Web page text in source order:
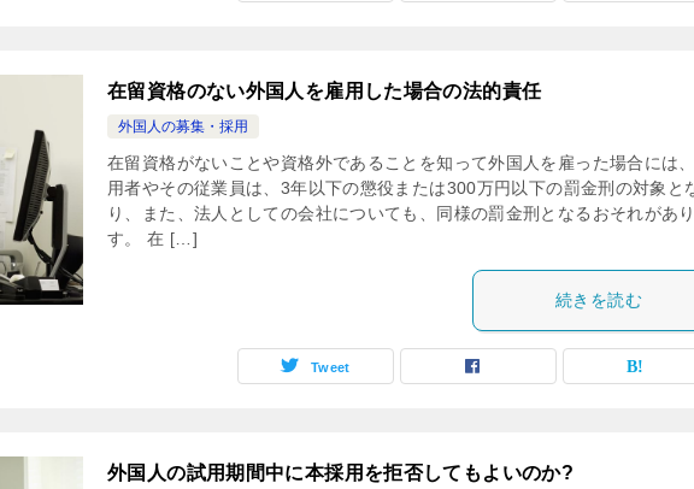
在留資格のない外国人を雇用した場合の法的責任
外国人の募集・採用
在留資格がないことや資格外であることを知って外国人を雇った場合には
用者やその従業員は、3年以下の懲役または300万円以下の罰金刑の対象と
り、また、法人としての会社についても、同様の罰金刑となるおそれがあ
す。 在 […]
続きを読む
Tweet
外国人の試用期間中に本採用を拒否してもよいのか?